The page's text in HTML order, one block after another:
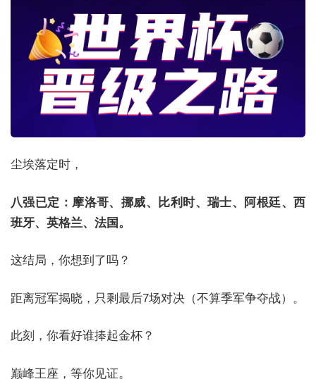
尘埃落定时，
八强已定：摩洛哥、挪威、比利时、瑞士、阿根廷、西
班牙、英格兰、法国。
这结局，你想到了吗？
距离冠军揭晓，只剩最后7场对决（不算季军争夺战）。
此刻，你看好谁捧起金杯？
巅峰王座，等你见证。